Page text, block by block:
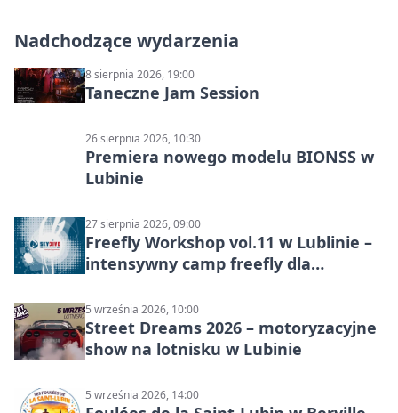
Nadchodzące wydarzenia
8 sierpnia 2026, 19:00
Taneczne Jam Session
26 sierpnia 2026, 10:30
Premiera nowego modelu BIONSS w
Lubinie
27 sierpnia 2026, 09:00
Freefly Workshop vol.11 w Lublinie –
intensywny camp freefly dla
5 września 2026, 10:00
Street Dreams 2026 – motoryzacyjne
show na lotnisku w Lubinie
5 września 2026, 14:00